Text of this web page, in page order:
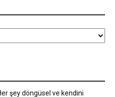
şey döngüsel ve kendini